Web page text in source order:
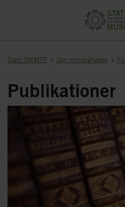
Start SMMTF Om myndigheten
Publikationer